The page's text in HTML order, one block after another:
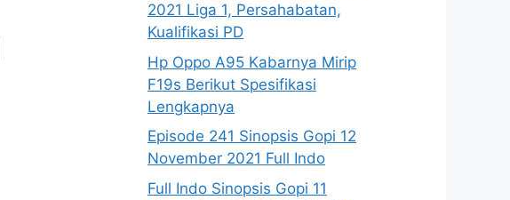
2021 Liga 1, Persahabatan,
Kualifikasi PD
Hp Oppo A95 Kabarnya Mirip
F19s Berikut Spesifikasi
Lengkapnya
Episode 241 Sinopsis Gopi 12
November 2021 Full Indo
Full Indo Sinopsis Gopi 11